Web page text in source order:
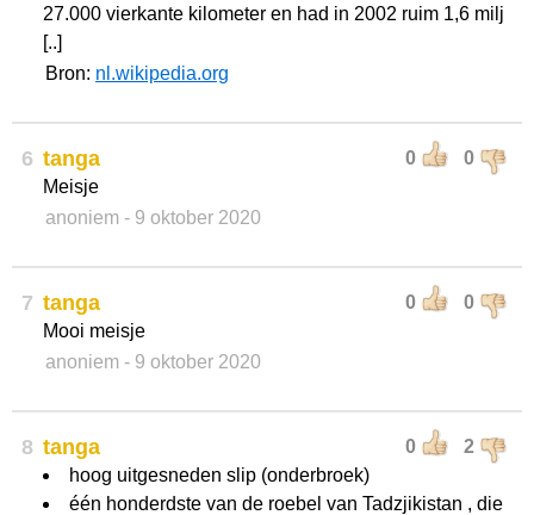
27.000 vierkante kilometer en had in 2002 ruim 1,6 milj
[..]
Bron: nl.wikipedia.org
6 0 0
tanga
Meisje
anoniem - 9 oktober 2020
7 0 0
tanga
Mooi meisje
anoniem - 9 oktober 2020
8 0 2
tanga
hoog uitgesneden slip (onderbroek)
één honderdste van de roebel van Tadzjikistan , die